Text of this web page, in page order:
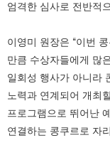
엄격한 심사로 전반적
이영미 원장은 “이번
만큼 수상자들에게 많
일회성 행사가 아니라
노력과 연계되어 개최
프로그램으로 뛰어난
연결하는 콩쿠르로 자